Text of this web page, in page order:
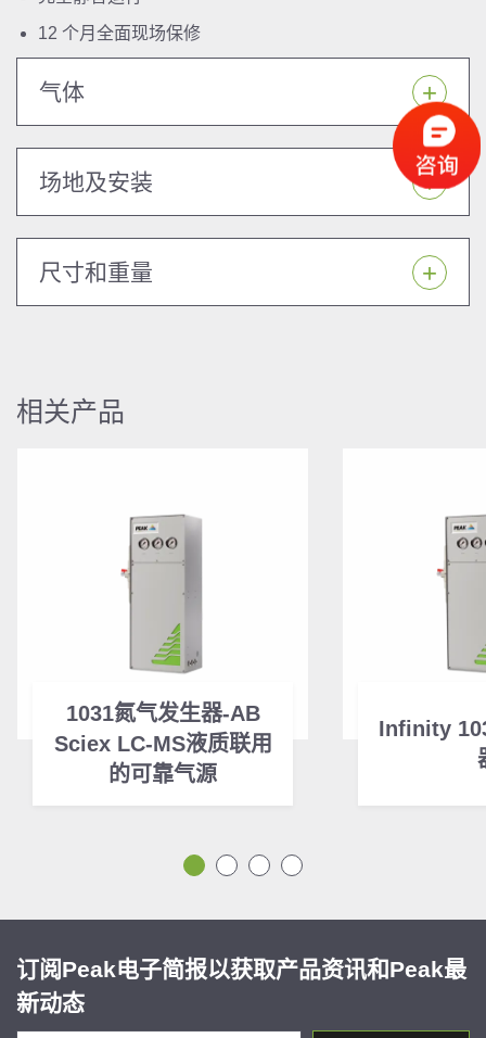
12 个月全面现场保修
气体
场地及安装
尺寸和重量
相关产品
1031氮气发生器-AB
Sciex LC-MS液质联用
的可靠气源
Infinity
订阅Peak电子简报以获取产品资讯和Peak最
新动态